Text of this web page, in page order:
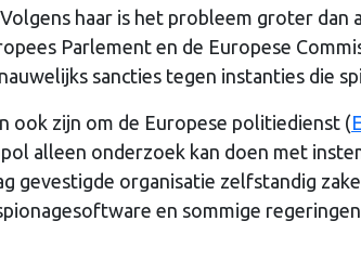
haar is het probleem groter dan
Parlement en de Europese
sancties tegen instanties die
ook zijn om de Europese politiedienst (
alleen onderzoek kan doen met
gevestigde organisatie zelfstandig
en sommige regeringen